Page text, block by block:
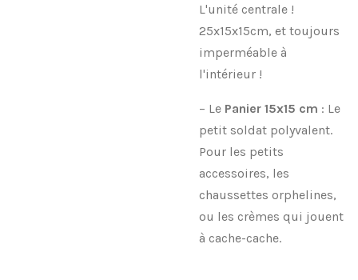
L'unité centrale !
25x15x15cm, et toujours
imperméable à
l'intérieur !
– Le Panier 15x15 cm : Le
petit soldat polyvalent.
Pour les petits
accessoires, les
chaussettes orphelines,
ou les crèmes qui jouent
à cache-cache.